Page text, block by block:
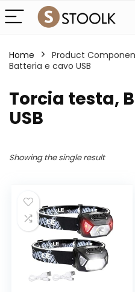
Home Product
Batteria e cavo USB
‎Torcia testa,
USB
Showing the single result